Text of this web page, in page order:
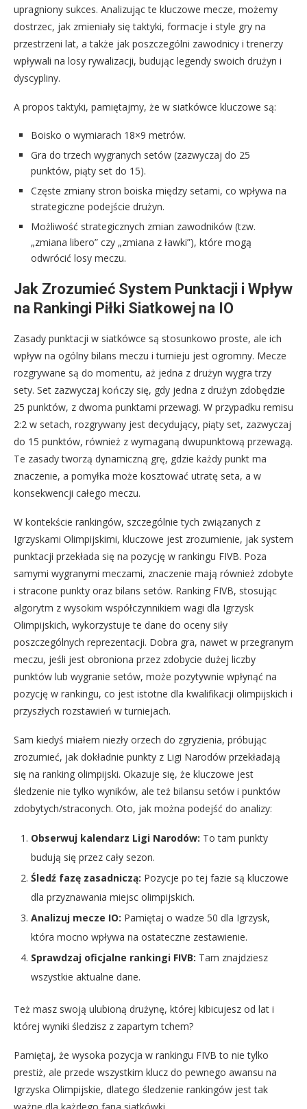
upragniony sukces. Analizując te kluczowe mecze, możemy
dostrzec, jak zmieniały się taktyki, formacje i style gry na
przestrzeni lat, a także jak poszczególni zawodnicy i trenerzy
wpływali na losy rywalizacji, budując legendy swoich drużyn i
dyscypliny.
A propos taktyki, pamiętajmy, że w siatkówce kluczowe są:
Boisko o wymiarach 18×9 metrów.
Gra do trzech wygranych setów (zazwyczaj do 25
punktów, piąty set do 15).
Częste zmiany stron boiska między setami, co wpływa na
strategiczne podejście drużyn.
Możliwość strategicznych zmian zawodników (tzw.
„zmiana libero” czy „zmiana z ławki”), które mogą
odwrócić losy meczu.
Jak Zrozumieć System Punktacji i Wpływ
na Rankingi Piłki Siatkowej na IO
Zasady punktacji w siatkówce są stosunkowo proste, ale ich
wpływ na ogólny bilans meczu i turnieju jest ogromny. Mecze
rozgrywane są do momentu, aż jedna z drużyn wygra trzy
sety. Set zazwyczaj kończy się, gdy jedna z drużyn zdobędzie
25 punktów, z dwoma punktami przewagi. W przypadku remisu
2:2 w setach, rozgrywany jest decydujący, piąty set, zazwyczaj
do 15 punktów, również z wymaganą dwupunktową przewagą.
Te zasady tworzą dynamiczną grę, gdzie każdy punkt ma
znaczenie, a pomyłka może kosztować utratę seta, a w
konsekwencji całego meczu.
W kontekście rankingów, szczególnie tych związanych z
Igrzyskami Olimpijskimi, kluczowe jest zrozumienie, jak system
punktacji przekłada się na pozycję w rankingu FIVB. Poza
samymi wygranymi meczami, znaczenie mają również zdobyte
i stracone punkty oraz bilans setów. Ranking FIVB, stosując
algorytm z wysokim współczynnikiem wagi dla Igrzysk
Olimpijskich, wykorzystuje te dane do oceny siły
poszczególnych reprezentacji. Dobra gra, nawet w przegranym
meczu, jeśli jest obroniona przez zdobycie dużej liczby
punktów lub wygranie setów, może pozytywnie wpłynąć na
pozycję w rankingu, co jest istotne dla kwalifikacji olimpijskich i
przyszłych rozstawień w turniejach.
Sam kiedyś miałem niezły orzech do zgryzienia, próbując
zrozumieć, jak dokładnie punkty z Ligi Narodów przekładają
się na ranking olimpijski. Okazuje się, że kluczowe jest
śledzenie nie tylko wyników, ale też bilansu setów i punktów
zdobytych/straconych. Oto, jak można podejść do analizy:
Obserwuj kalendarz Ligi Narodów: To tam punkty
budują się przez cały sezon.
Śledź fazę zasadniczą: Pozycje po tej fazie są kluczowe
dla przyznawania miejsc olimpijskich.
Analizuj mecze IO: Pamiętaj o wadze 50 dla Igrzysk,
która mocno wpływa na ostateczne zestawienie.
Sprawdzaj oficjalne rankingi FIVB: Tam znajdziesz
wszystkie aktualne dane.
Też masz swoją ulubioną drużynę, której kibicujesz od lat i
której wyniki śledzisz z zapartym tchem?
Pamiętaj, że wysoka pozycja w rankingu FIVB to nie tylko
prestiż, ale przede wszystkim klucz do pewnego awansu na
Igrzyska Olimpijskie, dlatego śledzenie rankingów jest tak